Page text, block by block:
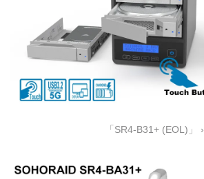
「SR4-B31+ (EOL)」 ›